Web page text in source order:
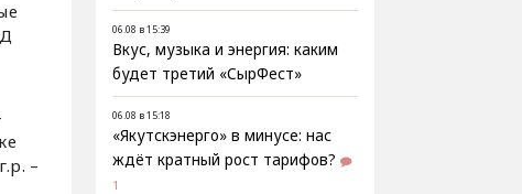
–
06.08 в 15:39
Вкус, музыка и энергия: каким
будет третий «СырФест»
06.08 в 15:18
«Якутскэнерго» в минусе: нас
ждёт кратный рост тарифов?
1